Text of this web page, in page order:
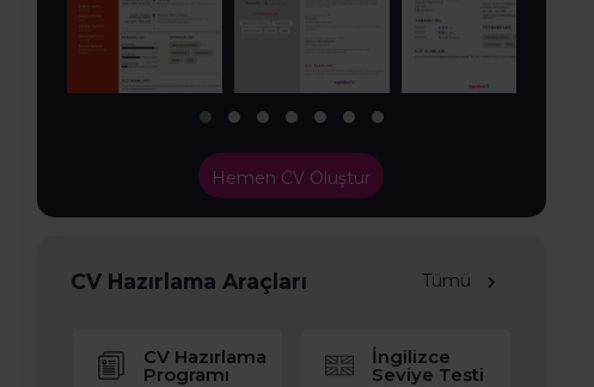
Hemen CV Oluştur
CV Hazırlama Araçları Tümü
CV Hazırlama
Programı
İngilizce
Seviye Testi